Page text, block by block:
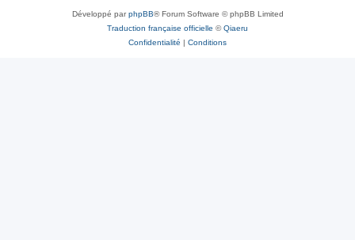
Développé parphpBB® Forum Software © phpBB Limited
Traduction française officielle ©Qiaeru
Confidentialité | Conditions